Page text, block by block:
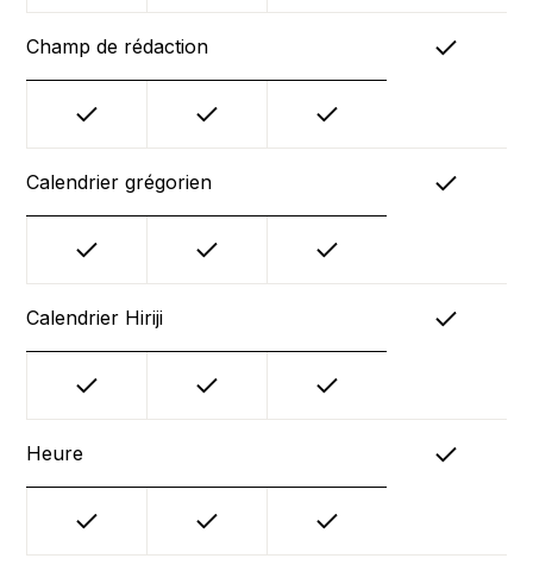
Champ de rédaction
Calendrier grégorien
Calendrier Hiriji
Heure